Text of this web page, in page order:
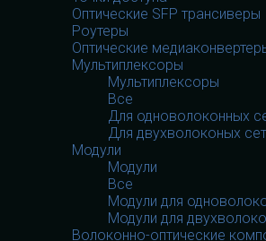
Оптические SFP трансиверы
Роутеры
Оптические
Мультиплексоры
Мультиплексоры
Все
Для одноволоконных
Для двухволоконых
Модули
Модули
Все
Модули для
Модули для
Волоконно-оптические